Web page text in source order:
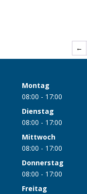
←
Montag
08:00 - 17:00
Dienstag
08:00 - 17:00
Mittwoch
08:00 - 17:00
Donnerstag
08:00 - 17:00
Freitag